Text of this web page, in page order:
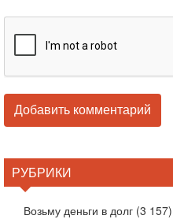
РУБРИКИ
Возьму деньги в долг (3 157)